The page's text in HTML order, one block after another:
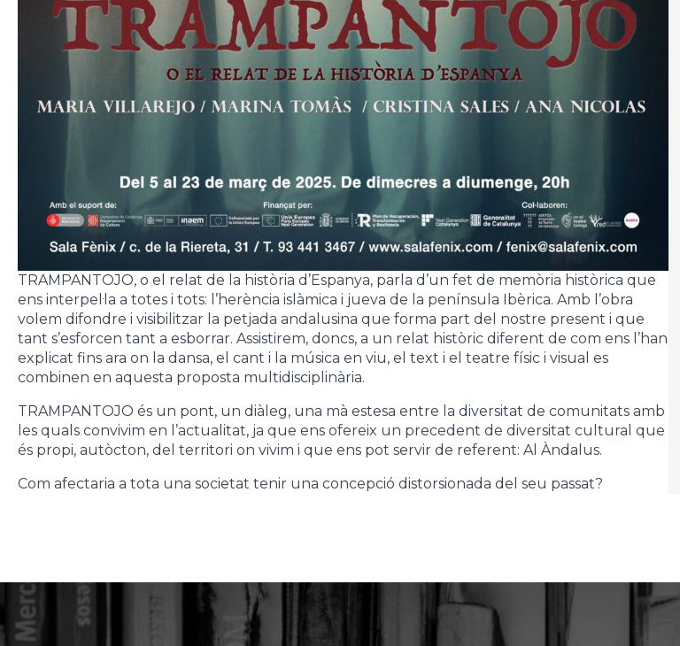
TRAMPANTOJO, o el relat de la història d’Espanya, parla d’un fet de memòria històrica que
ens interpel·la a totes i tots: l’herència islàmica i jueva de la península Ibèrica. Amb l’obra
volem difondre i visibilitzar la petjada andalusina que forma part del nostre present i que
tant s’esforcen tant a esborrar. Assistirem, doncs, a un relat històric diferent de com ens l’han
explicat fins ara on la dansa, el cant i la música en viu, el text i el teatre físic i visual es
combinen en aquesta proposta multidisciplinària.
TRAMPANTOJO és un pont, un diàleg, una mà estesa entre la diversitat de comunitats amb
les quals convivim en l’actualitat, ja que ens ofereix un precedent de diversitat cultural que
és propi, autòcton, del territori on vivim i que ens pot servir de referent: Al Àndalus.
Com afectaria a tota una societat tenir una concepció distorsionada del seu passat?